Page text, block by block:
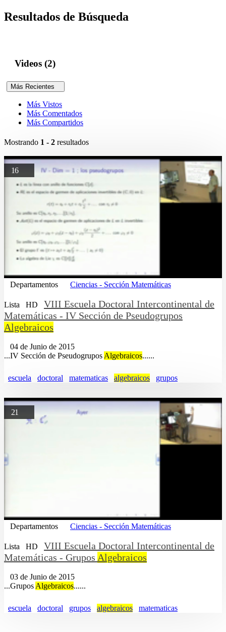
Resultados de Búsqueda
Videos (2)
Más Recientes
Más Vistos
Más Comentados
Más Compartidos
Mostrando 1 - 2 resultados
16
Departamentos Ciencias - Sección Matemáticas
Lista HD
VIII Escuela Doctoral Intercontinental de
Matemáticas - IV Sección de Pseudogrupos
Algebraicos
04 de Junio de 2015
...IV Sección de Pseudogrupos Algebraicos......
escuela doctoral matematicas algebraicos grupos
21
Departamentos Ciencias - Sección Matemáticas
Lista HD
VIII Escuela Doctoral Intercontinental de
Matemáticas - Grupos Algebraicos
03 de Junio de 2015
...Grupos Algebraicos......
escuela doctoral grupos algebraicos matematicas